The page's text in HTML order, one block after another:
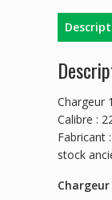
Chargeur
Calibre :
Fabricant
stock